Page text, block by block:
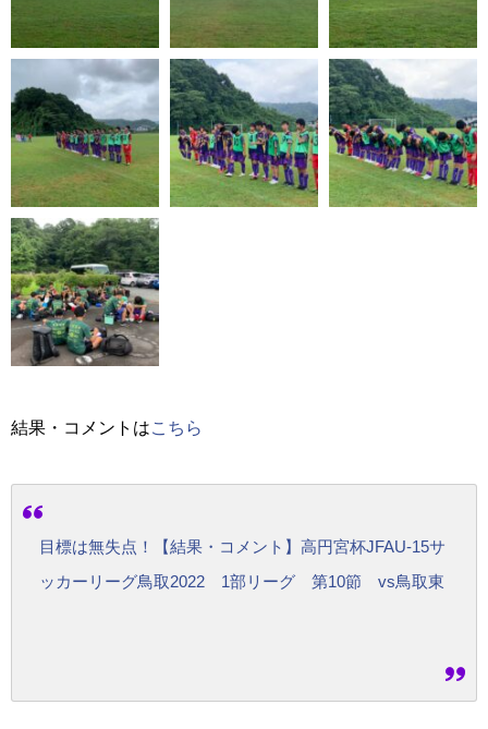
結果・コメントはこちら
目標は無失点！【結果・コメント】高円宮杯JFAU-15サ
ッカーリーグ鳥取2022 1部リーグ 第10節 vs鳥取東